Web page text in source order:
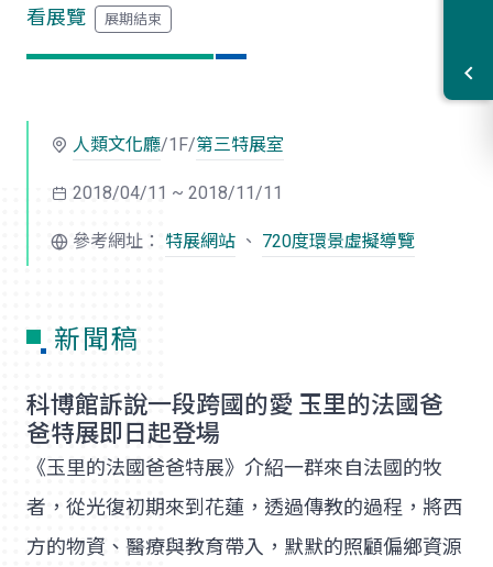
看展覽
人類文化廳/1F/第三特展室
2018/04/11 ~ 2018/11/11
參考網址： 特展網站 、 720度環景虛擬導覽
新聞稿
科博館訴說一段跨國的愛 玉里的法國爸
爸特展即日起登場
《玉里的法國爸爸特展》介紹一群來自法國的牧
者，從光復初期來到花蓮，透過傳教的過程，將西
方的物資、醫療與教育帶入，默默的照顧偏鄉資源